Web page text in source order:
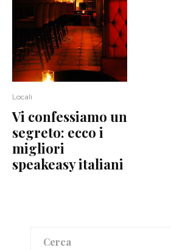
Locali
Vi confessiamo un
segreto: ecco i
migliori
speakeasy italiani